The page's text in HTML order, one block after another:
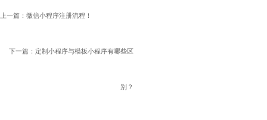
上一篇：微信小程序注册流程！
下一篇：定制小程序与模板小程序有哪些区
别？